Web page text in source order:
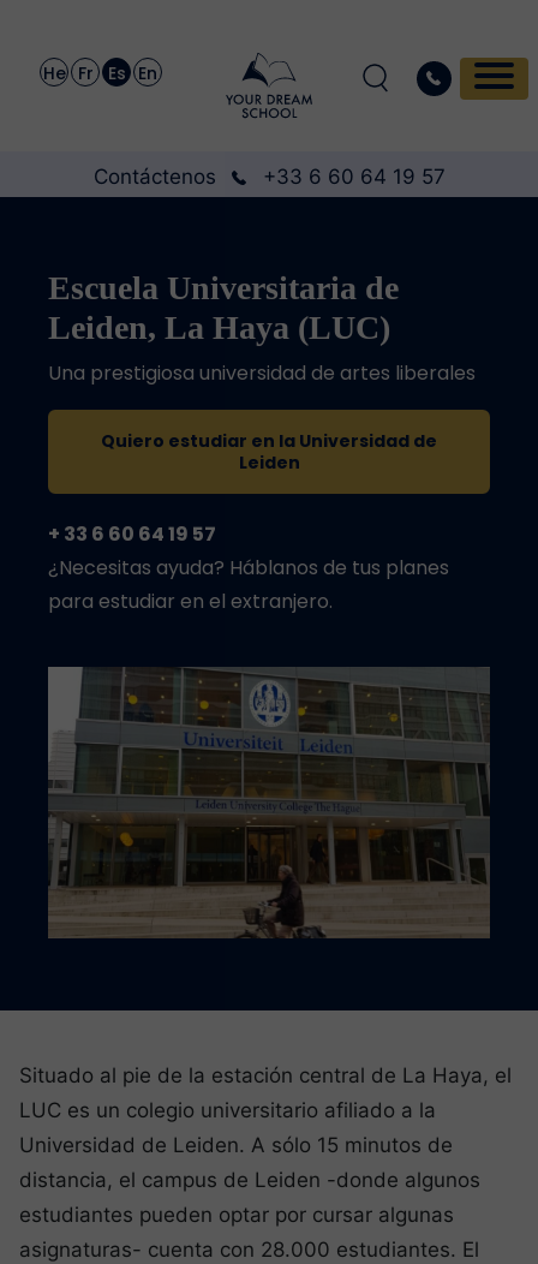
He Fr Es En
Contáctenos +33 6 60 64 19 57
Escuela Universitaria de
Leiden, La Haya (LUC)
Una prestigiosa universidad de artes liberales
Quiero estudiar en la Universidad de
Leiden
+ 33 6 60 64 19 57
¿Necesitas ayuda? Háblanos de tus planes
para estudiar en el extranjero.
Situado al pie de la estación central de La Haya, el
LUC es un colegio universitario afiliado a la
Universidad de Leiden. A sólo 15 minutos de
distancia, el campus de Leiden -donde algunos
estudiantes pueden optar por cursar algunas
asignaturas- cuenta con 28.000 estudiantes. El